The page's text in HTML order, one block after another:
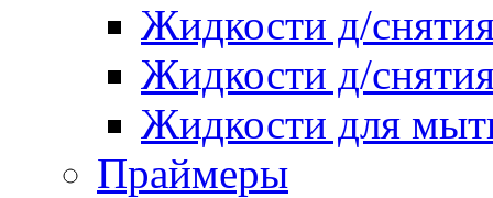
Жидкости д/
Жидкости д/
Жидкости для
Праймеры